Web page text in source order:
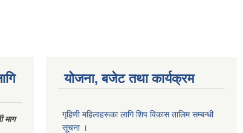
माग
योजना, बजेट तथा कार्यक्रम
गृहिणी महिलाहरूका लागि शिप विकास तालिम सम्बन्धी
सूचना ‌।